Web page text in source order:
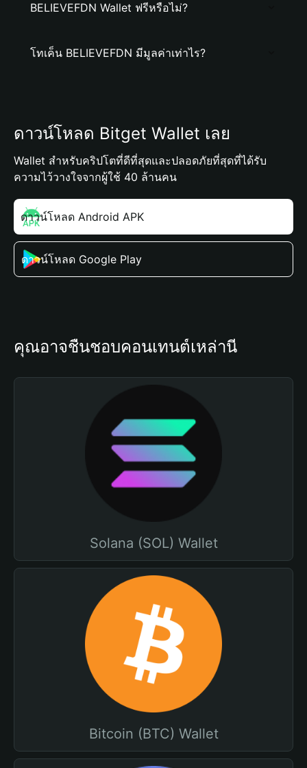
BELIEVEFDN Wallet ฟรีหรือไม่?
โทเค็น BELIEVEFDN มีมูลค่าเท่าไร?
ดาวน์โหลด Bitget Wallet เลย
Wallet สำหรับคริปโตที่ดีที่สุดและปลอดภัยที่สุดที่ได้รับ
ความไว้วางใจจากผู้ใช้ 40 ล้านคน
ดาวน์โหลด Android APK
ดาวน์โหลด Google Play
คุณอาจชื่นชอบคอนเทนต์เหล่านี้
Solana (SOL) Wallet
Bitcoin (BTC) Wallet